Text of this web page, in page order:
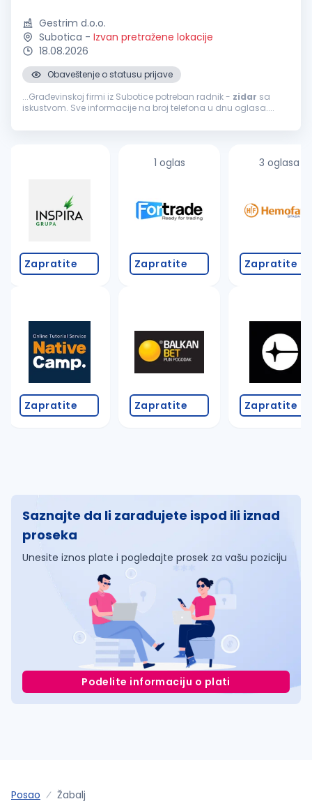
Gestrim d.o.o.
Subotica - Izvan pretražene lokacije
18.08.2026
Obaveštenje o statusu prijave
...Građevinskoj firmi iz Subotice potreban radnik - zidar sa
iskustvom. Sve informacije na broj telefona u dnu oglasa....
Zapratite
Zapratite
1 oglas
Zapratite
Zapratite
3 oglasa
Zapratite
Zapratite
Saznajte da li zarađujete ispod ili iznad
proseka
Unesite iznos plate i pogledajte prosek za vašu poziciju
Podelite informaciju o plati
Posao Žabalj